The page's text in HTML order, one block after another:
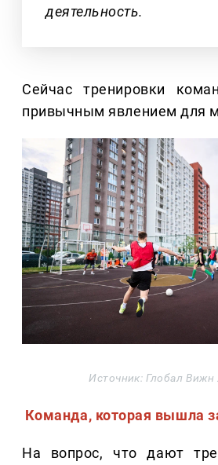
деятельность.
Сейчас тренировки
привычным явлением для
Источник: Глобал Вижн
Команда, которая вышла
На вопрос, что дают